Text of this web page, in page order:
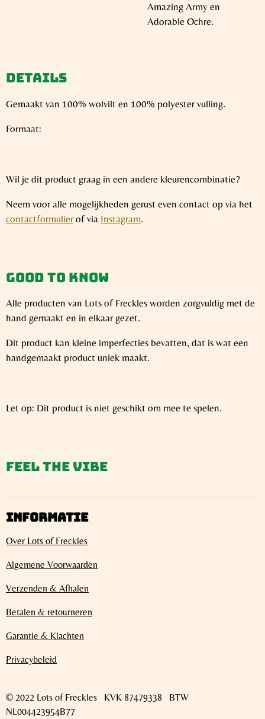
Amazing Army en
Adorable Ochre.
Details
Gemaakt van 100% wolvilt en 100% polyester vulling.
Formaat:
Wil je dit product graag in een andere kleurencombinatie?
Neem voor alle mogelijkheden gerust even contact op via het
contactformulierof via Instagram.
Good to know
Alle producten van Lots of Freckles worden zorgvuldig met de
hand gemaakt en in elkaar gezet.
Dit product kan kleine imperfecties bevatten, dat is wat een
handgemaakt product uniek maakt.
Let op: Dit product is niet geschikt om mee te spelen.
Feel the vibe
INFORMATIE
Over Lots of Freckles
Algemene Voorwaarden
Verzenden & Afhalen
Betalen & retourneren
Garantie & Klachten
Privacybeleid
© 2022 Lots of Freckles KVK 87479338 BTW
NL004423954B77